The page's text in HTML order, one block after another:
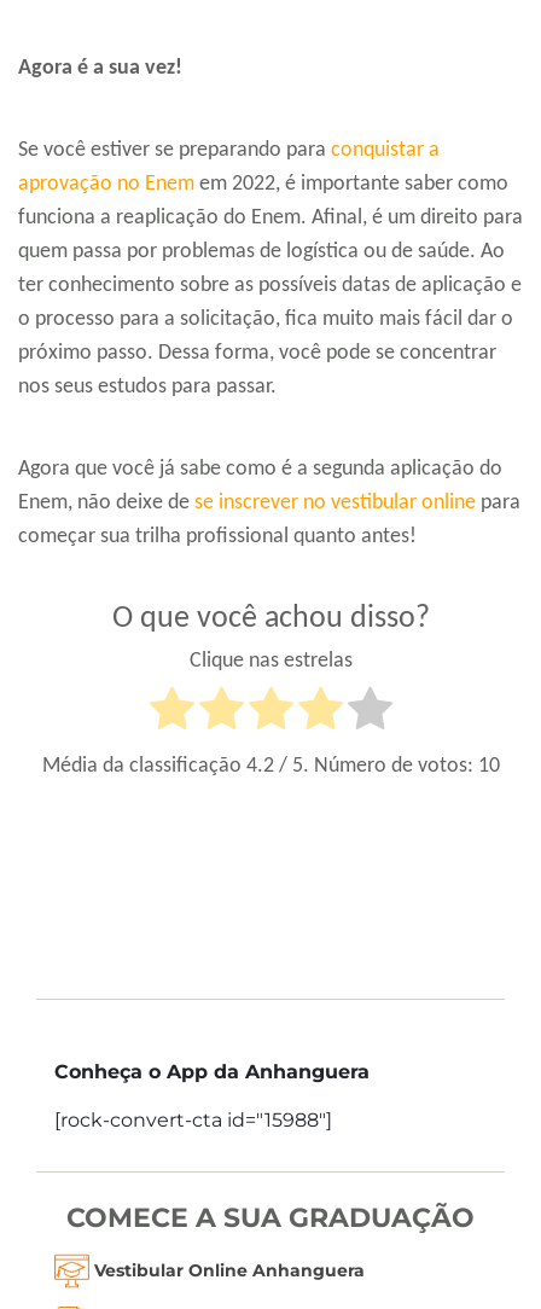
Agora é a sua vez!
Se você estiver se preparando para conquistar a
aprovação no Enem em 2022, é importante saber como
funciona a reaplicação do Enem. Afinal, é um direito para
quem passa por problemas de logística ou de saúde. Ao
ter conhecimento sobre as possíveis datas de aplicação e
o processo para a solicitação, fica muito mais fácil dar o
próximo passo. Dessa forma, você pode se concentrar
nos seus estudos para passar.
Agora que você já sabe como é a segunda aplicação do
Enem, não deixe de se inscrever no vestibular online para
começar sua trilha profissional quanto antes!
O que você achou disso?
Clique nas estrelas
Média da classificação 4.2/ 5. Número de votos: 10
Conheça o App da Anhanguera
[rock-convert-cta id="15988"]
COMECE A SUA GRADUAÇÃO
Vestibular Online Anhanguera